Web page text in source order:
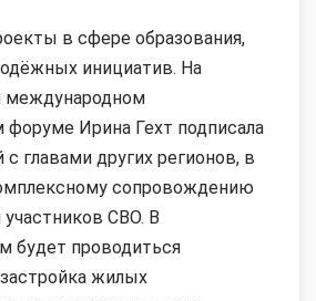
в сфере образования,
инициатив. На
международном
Ирина Гехт подписала
главами других регионов, в
сопровождению
участников СВО. В
будет проводиться
жилых